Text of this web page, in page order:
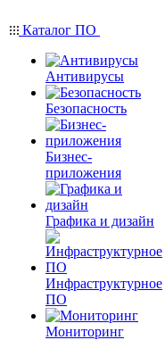
Каталог ПО
Антивирусы
Безопасность
Бизнес-
приложения
Графика и дизайн
Инфраструктурное
ПО
Мониторинг